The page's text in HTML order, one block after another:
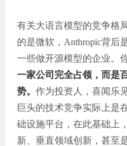
有关大语言模型的竞争格
的是微软，Anthropic背后
一些做开源模型的企业。
一家公司完全占领，而是
势。 作为投资人，喜闻乐
巨头的技术竞争实际上是
础设施平台，在此基础上
新、垂直领域创新，甚至